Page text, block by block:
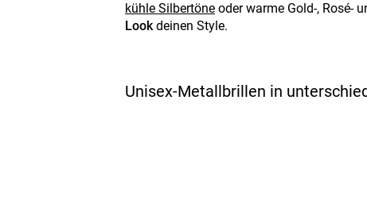
kühle Silbertöne oder warme Gold-, Rosé-
Lookdeinen Style.
Unisex-Metallbrillen in